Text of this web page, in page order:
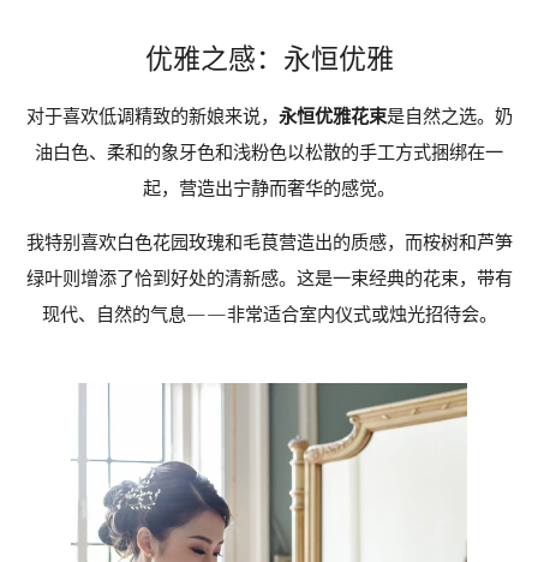
优雅之感：永恒优雅
对于喜欢低调精致的新娘来说， 永恒优雅花束是自然之选。奶
油白色、柔和的象牙色和浅粉色以松散的手工方式捆绑在一
起，营造出宁静而奢华的感觉。
我特别喜欢白色花园玫瑰和毛茛营造出的质感，而桉树和芦笋
绿叶则增添了恰到好处的清新感。这是一束经典的花束，带有
现代、自然的气息——非常适合室内仪式或烛光招待会。